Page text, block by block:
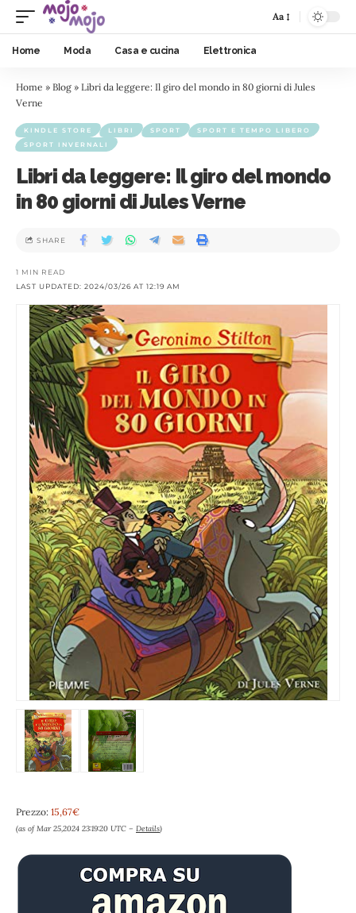
Aa
Home Moda Casa e cucina Elettronica
Home » Blog » Libri da leggere: Il giro del mondo in 80 giorni di Jules
Verne
KINDLE STORE LIBRI SPORT
SPORT E TEMPO LIBERO
SPORT INVERNALI
Libri da leggere: Il giro del mondo
in 80 giorni di Jules Verne
LAST UPDATED: 2024/03/26 AT 12:19 AM
1 MIN READ
SHARE
Prezzo: 15,67€
(as of Mar 25,2024 23:19:20 UTC – Details)